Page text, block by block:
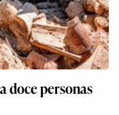
doce personas